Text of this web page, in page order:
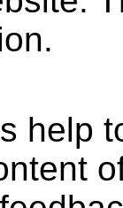
help